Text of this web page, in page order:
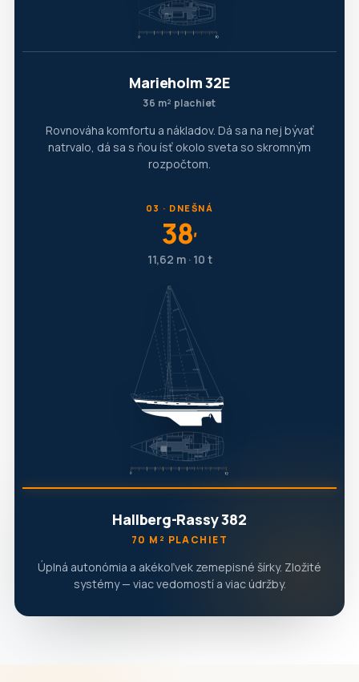
Marieholm 32E
36 m² plachiet
Rovnováha komfortu a nákladov. Dá sa na nej bývať
natrvalo, dá sa s ňou ísť okolo sveta so skromným
rozpočtom.
03 · DNEŠNÁ
38′
11,62 m · 10 t
Hallberg-Rassy 382
70 M² PLACHIET
Úplná autonómia a akékoľvek zemepisné šírky. Zložité
systémy — viac vedomostí a viac údržby.